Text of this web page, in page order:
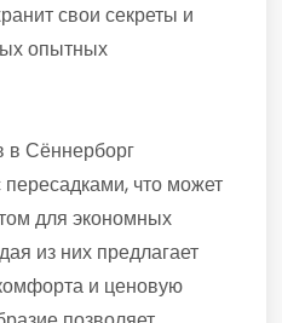
свои секреты и
опытных
в Сённерборг
пересадками, что может
для экономных
из них предлагает
и ценовую